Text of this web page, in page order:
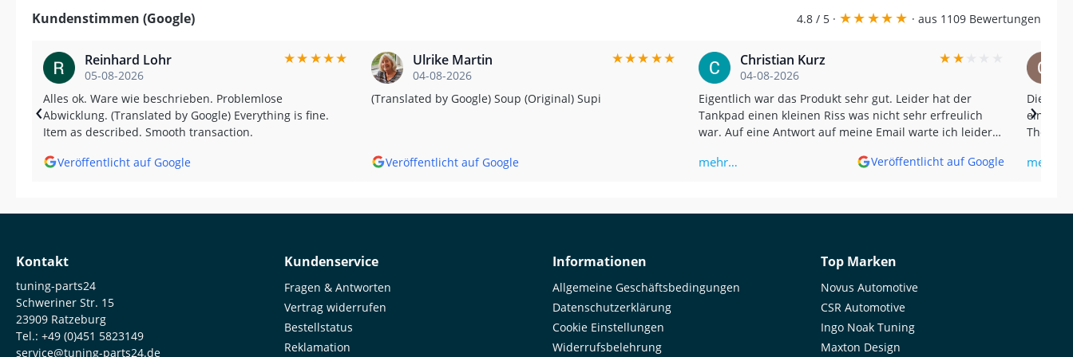
Kundenstimmen (Google) 4.8 / 5 · ★★★★★ · aus 1109 Bewertungen
Reinhard Lohr
05-08-2026
★★★★★
Alles ok. Ware wie beschrieben. Problemlose
Abwicklung. (Translated by Google) Everything is fine.
Item as described. Smooth transaction.
Veröffentlicht auf Google
Ulrike Martin
04-08-2026
★★★★★
(Translated by Google) Soup (Original) Supi
Veröffentlicht auf Google
Christian Kurz
04-08-2026
★★
Eigentlich war das Produkt sehr gut. Leider hat der
Tankpad einen kleinen Riss was nicht sehr erfreulich
war. Auf eine Antwort auf meine Email warte ich leider
mir, sondern wurde erst später bemerkt. (Translated by
wasn't very pleasant. I'm still waiting for a reply to my
mehr… Veröffentlicht auf Google
Die
einen wirklich
The
mehr…
‹ ›
Kontakt
tuning-parts24
Schweriner Str. 15
23909 Ratzeburg
Tel.: +49 (0)451 5823149
service@tuning-parts24.de
Kundenservice
Fragen & Antworten
Vertrag widerrufen
Bestellstatus
Reklamation
Informationen
Allgemeine Geschäftsbedingungen
Datenschutzerklärung
Cookie Einstellungen
Widerrufsbelehrung
Top Marken
Novus Automotive
CSR Automotive
Ingo Noak Tuning
Maxton Design